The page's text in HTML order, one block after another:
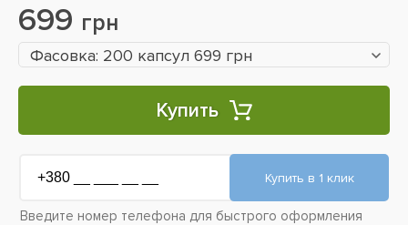
699 грн
Фасовка: 200 капсул 699 грн
Купить
Введите номер телефона для быстрого оформления